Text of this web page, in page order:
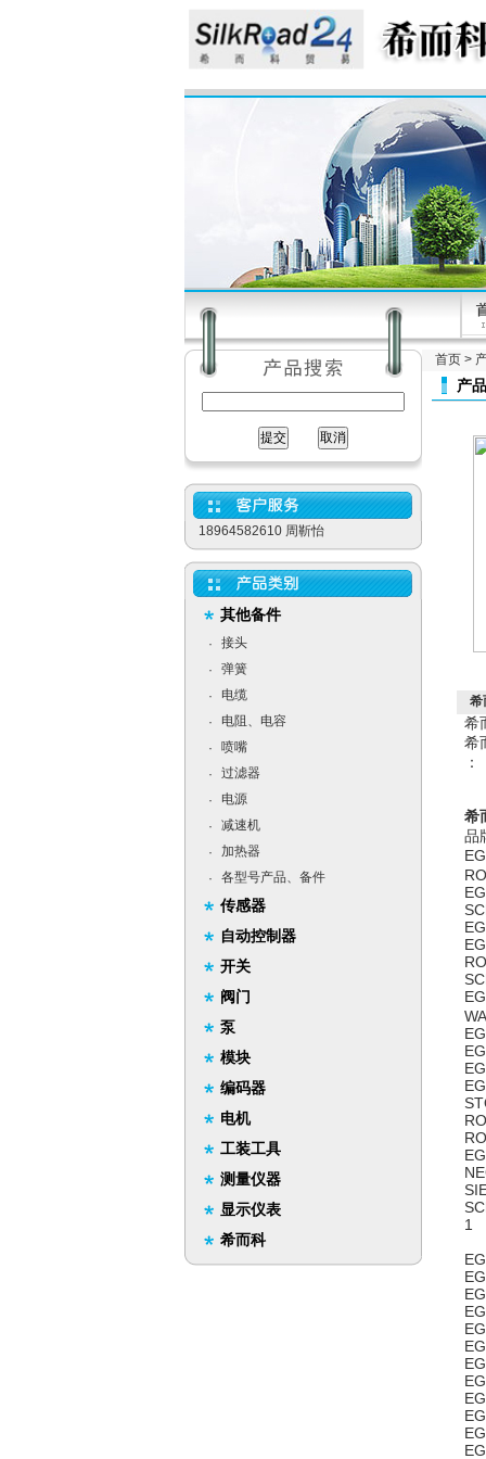
18964582610 周靳怡
其他备件
·
接头
·
弹簧
·
电缆
·
电阻、电容
·
喷嘴
·
过滤器
·
电源
·
减速机
·
加热器
·
各型号产品、备件
传感器
自动控制器
开关
阀门
泵
模块
编码器
电机
工装工具
测量仪器
显示仪表
希而科
首页 >
产
希
希
希
：
希
品
1